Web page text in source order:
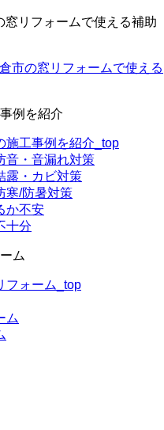
窓リフォームで使える補助
市の窓リフォームで使える
例を紹介
施工事例を紹介_top
音・音漏れ対策
露・カビ対策
寒/防暑対策
か不安
十分
ム
フォーム_top
ム